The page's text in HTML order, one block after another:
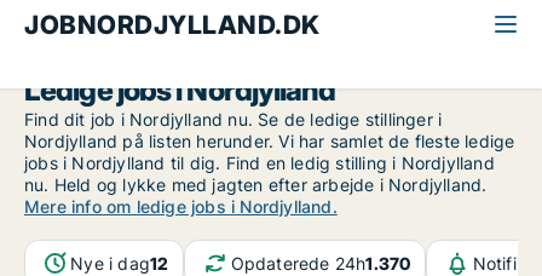
JOBNORDJYLLAND.DK
Ledige jobs i Nordjylland
Find dit job i Nordjylland nu. Se de ledige stillinger i
Nordjylland på listen herunder. Vi har samlet de fleste ledige
jobs i Nordjylland til dig. Find en ledig stilling i Nordjylland
nu. Held og lykke med jagten efter arbejde i Nordjylland.
Mere info om ledige jobs i Nordjylland.
Nye i dag12 Opdaterede 24h1.370